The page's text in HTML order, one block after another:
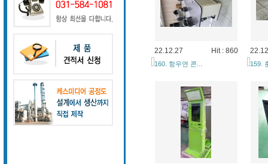
22.12.27 Hit : 860
160. 항우연 콘... 159.